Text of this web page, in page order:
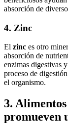
absorción de
4. Zinc
El zinc es otro
absorción de
enzimas digestivas
proceso de
el organismo.
3.
promueven